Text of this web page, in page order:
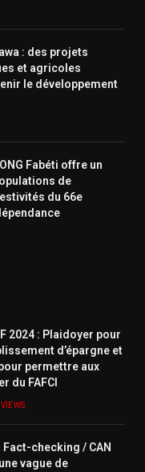
: des projets
et agricoles
le développement
Fabéti offre un
de
du 66e
2024 : Plaidoyer pour
d’épargne et
permettre aux
du FAFCI
VIEWS
Fact-checking / CAN
vague de